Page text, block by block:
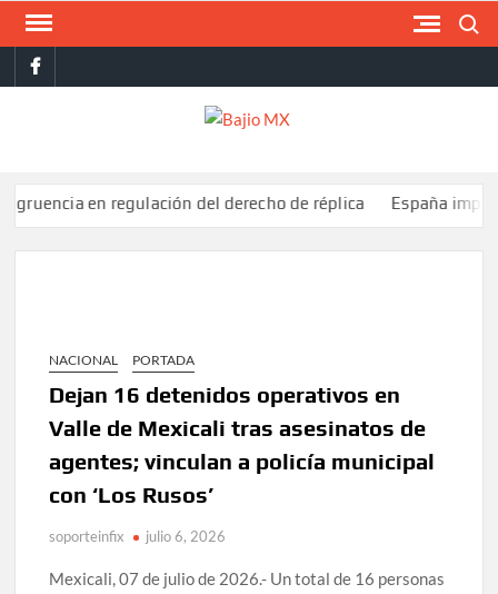
Saltar
contenidofacebook
en regulación del derecho de réplica España impone
NACIONAL PORTADA
Dejan 16 detenidos operativos en
Valle de Mexicali tras asesinatos de
agentes; vinculan a policía municipal
con ‘Los Rusos’
soporteinfix julio 6, 2026
Mexicali, 07 de julio de 2026.- Un total de 16 personas